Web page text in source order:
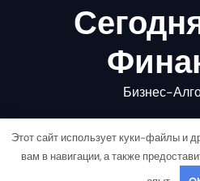
Бизнес-
Этот сайт использует куки-файлы и
вам в навигации, а также